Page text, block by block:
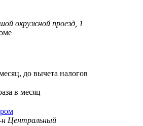
окружной проезд, 1
до вычета налогов
в месяц
н Центральный